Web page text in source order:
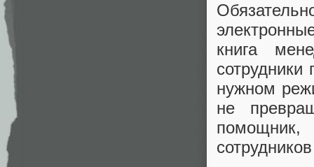
книга
сотрудники
нужном
не